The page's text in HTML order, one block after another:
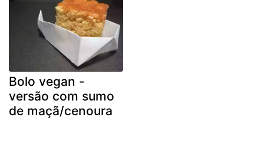
Bolo vegan -
versão com sumo
de maçã/cenoura